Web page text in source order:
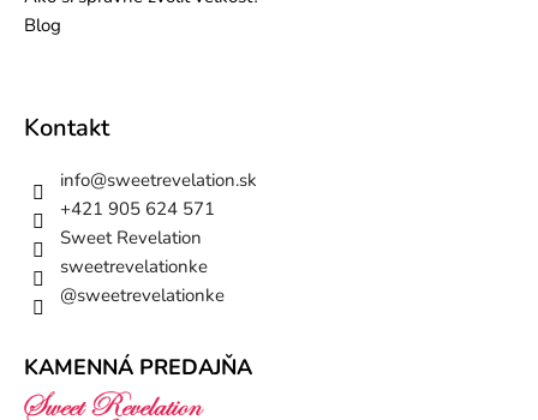
Blog
Kontakt
info@sweetrevelation.sk
+421 905 624 571
Sweet Revelation
sweetrevelationke
@sweetrevelationke
KAMENNÁ PREDAJŇA